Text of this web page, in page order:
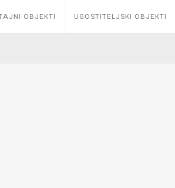
OBJEKTI UGOSTITELJSKI OBJEKTI